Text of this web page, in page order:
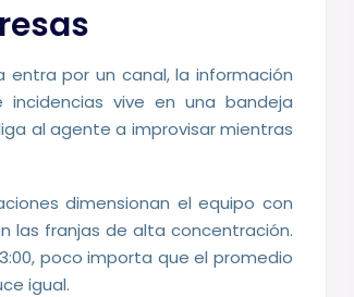
entra por un canal, la información
vive en una bandeja
al agente a improvisar mientras
dimensionan el equipo con
las franjas de alta concentración.
poco importa que el promedio
igual.